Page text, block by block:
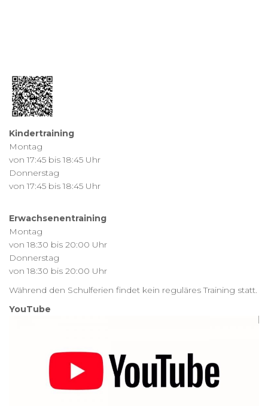
Kindertraining
Montag
von 17:45 bis 18:45 Uhr
Donnerstag
von 17:45 bis 18:45 Uhr
Erwachsenentraining
Montag
von 18:30 bis 20:00 Uhr
Donnerstag
von 18:30 bis 20:00 Uhr
Während den Schulferien findet kein reguläres Training statt.
YouTube